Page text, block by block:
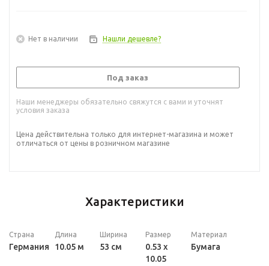
Нет в наличии Нашли дешевле?
Под заказ
Наши менеджеры обязательно свяжутся с вами и уточнят
условия заказа
Цена действительна только для интернет-магазина и может
отличаться от цены в розничном магазине
Характеристики
Страна
Германия
Длина
10.05 м
Ширина
53 см
Размер
0.53 x
10.05
Материал
Бумага